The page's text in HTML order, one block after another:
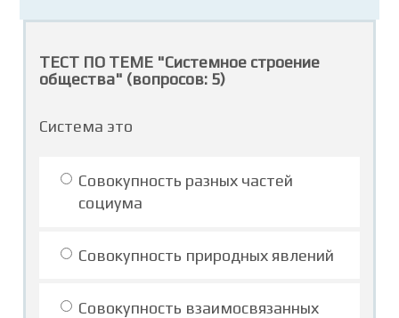
ТЕСТ ПО ТЕМЕ "Системное строение
общества" (вопросов: 5)
Система это
Совокупность разных частей
социума
Совокупность природных явлений
Совокупность взаимосвязанных